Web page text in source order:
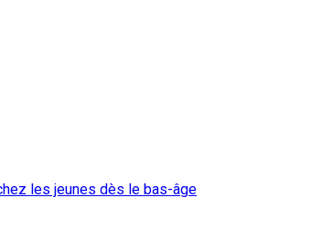
les jeunes dès le bas-âge